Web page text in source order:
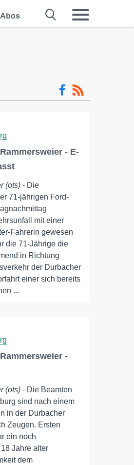
Abos
- E-
(ots) - Die
71-jährigen Ford-
mit einer
Fahrerin gewesen
die 71-Jährige die
in Richtung
der Durbacher
einer sich bereits
...
-
(ots) - Die Beamten
sind nach einem
in der Durbacher
Zeugen. Ersten
ein noch
Jahre alter
dem